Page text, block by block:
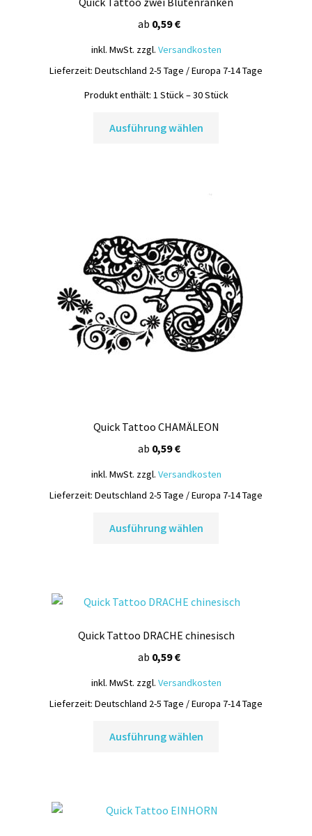
ab 0,59€
inkl. MwSt. zzgl. Versandkosten
Lieferzeit: Deutschland 2-5 Tage / Europa 7-14 Tage
Produkt enthält: 1 Stück – 30Stück
Ausführung wählen
können
auf
der
Produktseite
gewählt
werden
Quick Tattoo CHAMÄLEON
ab 0,59€
inkl. MwSt. zzgl. Versandkosten
Lieferzeit: Deutschland 2-5 Tage / Europa 7-14 Tage
Ausführung wählen
auf.
Optionen
der
Produktseite
Quick Tattoo DRACHE chinesisch
ab 0,59€
inkl. MwSt. zzgl. Versandkosten
Lieferzeit: Deutschland 2-5 Tage / Europa 7-14 Tage
Ausführung wählen